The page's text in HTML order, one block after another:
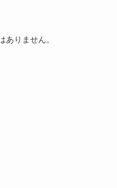
りません。